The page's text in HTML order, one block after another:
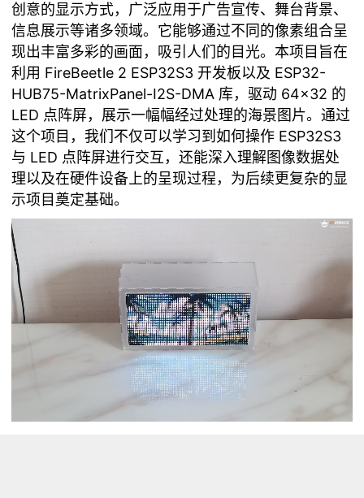
创意的显示方式，广泛应用于广告宣传、舞台背景、
信息展示等诸多领域。它能够通过不同的像素组合呈
现出丰富多彩的画面，吸引人们的目光。本项目旨在
利用 FireBeetle 2 ESP32S3 开发板以及 ESP32-
HUB75-MatrixPanel-I2S-DMA 库，驱动 64×32 的
LED 点阵屏，展示一幅幅经过处理的海景图片。通过
这个项目，我们不仅可以学习到如何操作 ESP32S3
与 LED 点阵屏进行交互，还能深入理解图像数据处
理以及在硬件设备上的呈现过程，为后续更复杂的显
示项目奠定基础。